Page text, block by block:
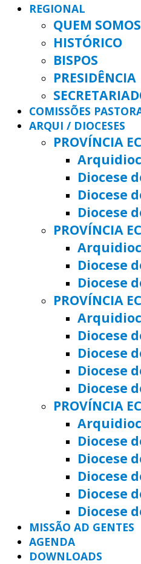
REGIONAL
QUEM SOMOS
HISTÓRICO
BISPOS
PRESIDÊNCIA
COMISSÕES
ARQUI / DIOCESES
PROVÍNCIA
Diocese
Diocese
Diocese
PROVÍNCIA
Diocese
Diocese
PROVÍNCIA
Diocese
Diocese
Diocese
Diocese
PROVÍNCIA
Diocese
Diocese
Diocese
Diocese
Diocese
MISSÃO AD GENTES
AGENDA
DOWNLOADS